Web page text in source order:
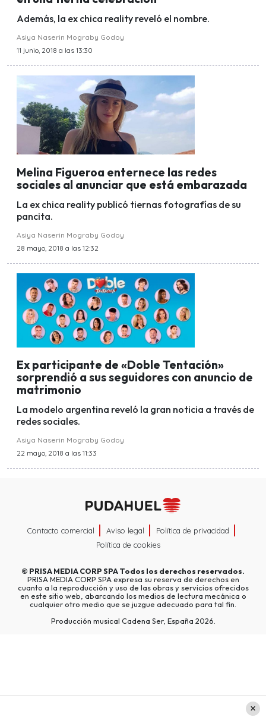
Además, la ex chica reality reveló el nombre.
Asiya Naserin Mograby Godoy
11 junio, 2018 a las 13:30
Melina Figueroa enternece las redes
sociales al anunciar que está embarazada
La ex chica reality publicó tiernas fotografías de su
pancita.
Asiya Naserin Mograby Godoy
28 mayo, 2018 a las 12:32
Ex participante de «Doble Tentación»
sorprendió a sus seguidores con anuncio de
matrimonio
La modelo argentina reveló la gran noticia a través de
redes sociales.
Asiya Naserin Mograby Godoy
22 mayo, 2018 a las 11:33
Contacto comercial Aviso legal
Política de privacidad
Política de cookies
© PRISA MEDIA CORP SPATodos los derechos reservados.
PRISA MEDIA CORP SPA expresa su reserva de derechos en
cuanto a la reproducción y uso de las obras y servicios ofrecidos
en este sitio web, abarcando los medios de lectura mecánica o
cualquier otro medio que se juzgue adecuado para tal fin.
Producción musical Cadena Ser, España 2026.